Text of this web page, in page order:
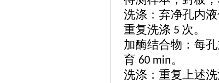
洗涤：弃净孔内
重复洗涤 5 次。
加酶结合物：每
育 60 min。
洗涤：重复上述